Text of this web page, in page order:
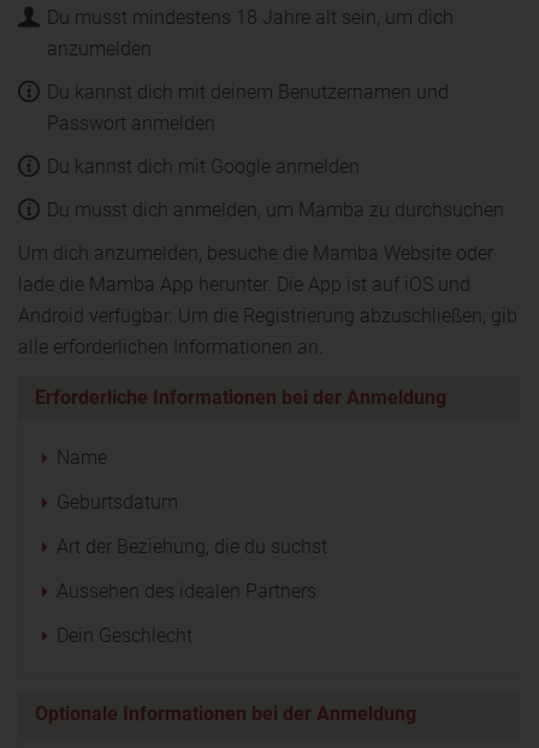
Du musst mindestens 18 Jahre alt sein, um dich
anzumelden
Du kannst dich mit deinem Benutzernamen und
Passwort anmelden
Du kannst dich mit Google anmelden
Du musst dich anmelden, um Mamba zu durchsuchen
Um dich anzumelden, besuche die Mamba Website oder
lade die Mamba App herunter. Die App ist auf iOS und
Android verfügbar. Um die Registrierung abzuschließen, gib
alle erforderlichen Informationen an.
Erforderliche Informationen bei der Anmeldung
Name
Geburtsdatum
Art der Beziehung, die du suchst
Aussehen des idealen Partners
Dein Geschlecht
Optionale Informationen bei der Anmeldung